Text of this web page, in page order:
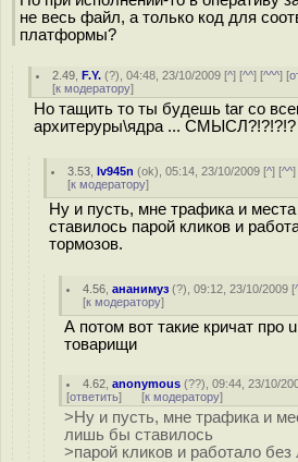
не весь файл, а только код для
платформы?
2.49 ,F.Y. (?), 04:48, 23/10/2009 [^] [^^] [^^^] [
[к модератору]
Но тащить то ты будешь tar со
архитеруры\ядра ... СМЫСЛ?!?!?!?
3.53 ,Iv945n (ok), 05:14, 23/10/2009 [^] [^^]
[к модератору]
Ну и пусть, мне трафика и
ставилось парой кликов и
тормозов.
4.56 ,ананимуз (?), 09:12, 23/10/2009 [
[к модератору]
А потом вот такие кричат про
товарищи
4.62 ,anonymous (??), 09:44, 23/10/
[ответить] [к модератору]
>Ну и пусть, мне трафика и
лишь бы ставилось
>парой кликов и работало